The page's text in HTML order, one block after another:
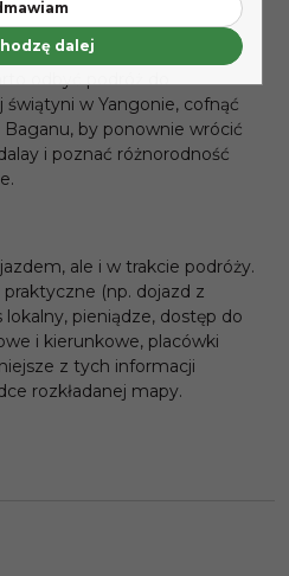
odbyć podróż do
świątyni w Yangonie, cofnąć
by ponownie wrócić
i poznać różnorodność
ale i w trakcie podróży.
(np. dojazd z
pieniądze, dostęp do
i kierunkowe, placówki
z tych informacji
rozkładanej mapy.
dalej